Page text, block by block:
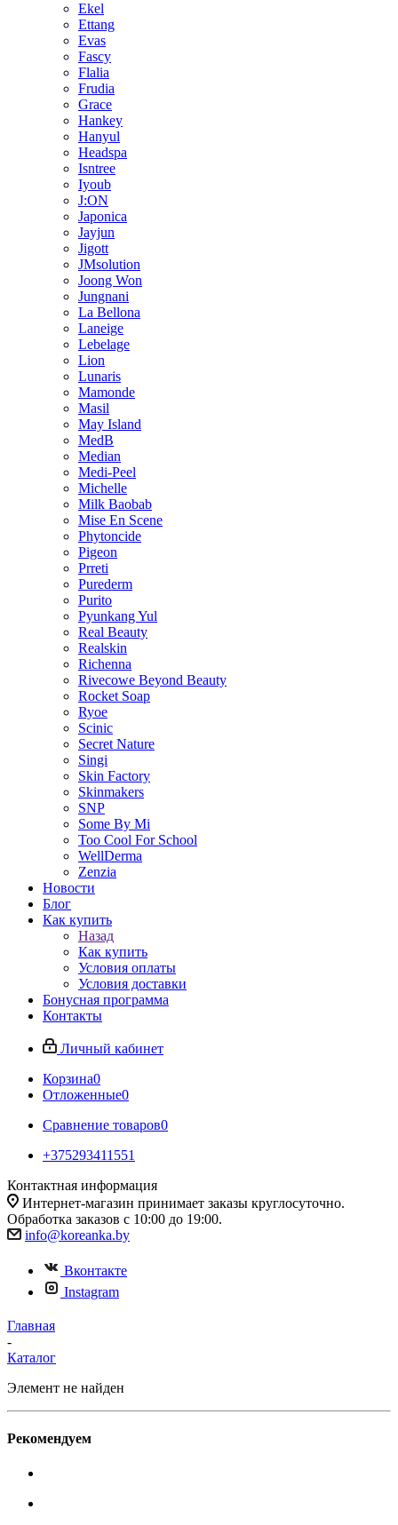
Ekel
Ettang
Evas
Fascy
Flalia
Frudia
Grace
Hankey
Hanyul
Headspa
Isntree
Iyoub
J:ON
Japonica
Jayjun
Jigott
JMsolution
Joong Won
Jungnani
La Bellona
Laneige
Lebelage
Lion
Lunaris
Mamonde
Masil
May Island
MedB
Median
Medi-Peel
Michelle
Milk Baobab
Mise En Scene
Phytoncide
Pigeon
Prreti
Purederm
Purito
Pyunkang Yul
Real Beauty
Realskin
Richenna
Rivecowe Beyond Beauty
Rocket Soap
Ryoe
Scinic
Secret Nature
Singi
Skin Factory
Skinmakers
SNP
Some By Mi
Too Cool For School
WellDerma
Zenzia
Новости
Блог
Как купить
Назад
Как купить
Условия оплаты
Условия доставки
Бонусная программа
Контакты
Личный кабинет
Корзина0
Отложенные0
Сравнение товаров0
+375293411551
Контактная информация
Интернет-магазин принимает заказы круглосуточно.
Обработка заказов с 10:00 до 19:00.
info@koreanka.by
Вконтакте
Instagram
Главная
-
Каталог
Элемент не найден
Рекомендуем